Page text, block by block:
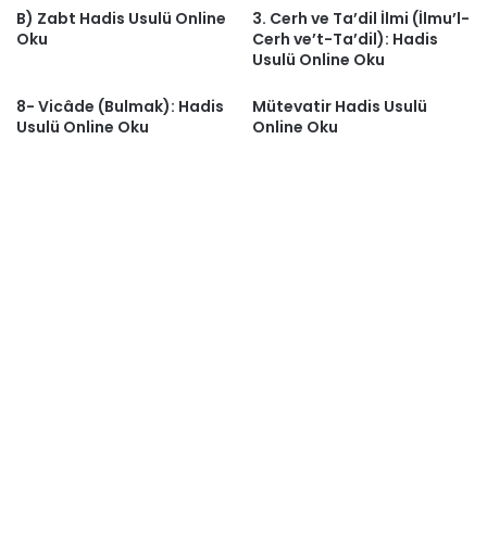
B) Zabt Hadis Usulü Online
Oku
3. Cerh ve Ta’dil İlmi (İlmu’l-
Cerh ve’t-Ta’dil): Hadis
Usulü Online Oku
8- Vicâde (Bulmak): Hadis
Usulü Online Oku
Mütevatir Hadis Usulü
Online Oku